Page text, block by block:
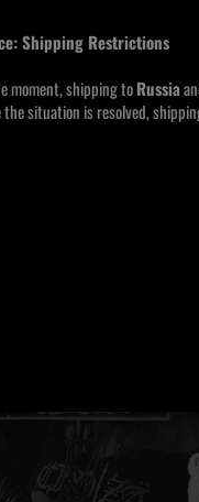
Shipping Restrictions
moment, shipping toRussia
the situation is resolved,
CD